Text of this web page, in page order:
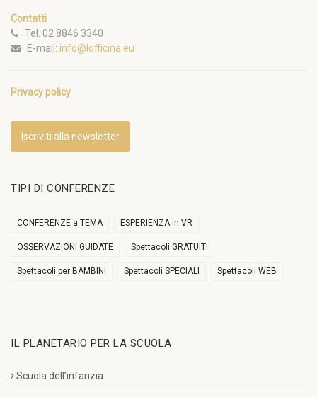
Contatti
Tel. 02 8846 3340
E-mail: info@lofficina.eu
Privacy policy
Iscriviti alla newsletter
TIPI DI CONFERENZE
CONFERENZE a TEMA ESPERIENZA in VR
OSSERVAZIONI GUIDATE Spettacoli GRATUITI
Spettacoli per BAMBINI Spettacoli SPECIALI Spettacoli WEB
IL PLANETARIO PER LA SCUOLA
Scuola dell’infanzia